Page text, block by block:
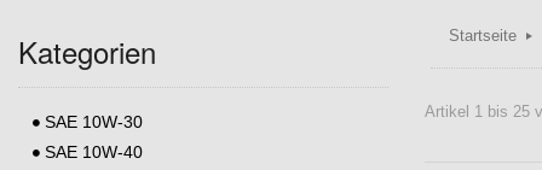
Startseite
Artikel 1 bis 25
Kategorien
SAE 10W-30
SAE 10W-40